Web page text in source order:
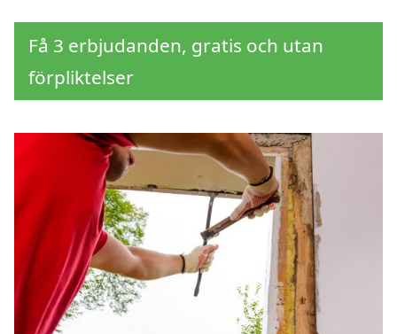
Få 3 erbjudanden, gratis och utan
förpliktelser